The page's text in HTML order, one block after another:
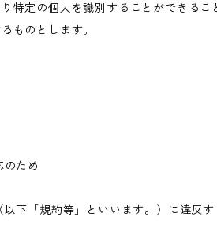
特定の個人を識別することができるこ
ものとします。
ため
下「規約等」といいます。）に違反す